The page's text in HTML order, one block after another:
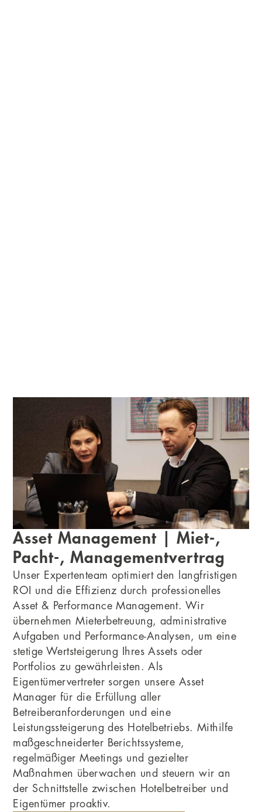
Asset Management | Miet-,
Pacht-, Managementvertrag
Unser Expertenteam optimiert den langfristigen
ROI und die Effizienz durch professionelles
Asset & Performance Management. Wir
übernehmen Mieterbetreuung, administrative
Aufgaben und Performance-Analysen, um eine
stetige Wertsteigerung Ihres Assets oder
Portfolios zu gewährleisten. Als
Eigentümervertreter sorgen unsere Asset
Manager für die Erfüllung aller
Betreiberanforderungen und eine
Leistungssteigerung des Hotelbetriebs. Mithilfe
maßgeschneiderter Berichtssysteme,
regelmäßiger Meetings und gezielter
Maßnahmen überwachen und steuern wir an
der Schnittstelle zwischen Hotelbetreiber und
Eigentümer proaktiv.